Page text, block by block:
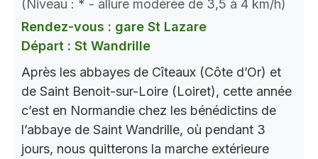
(Niveau : * - allure modérée de 3,5 à 4 km/h)
Rendez-vous : gare St Lazare
Départ : St Wandrille
Après les abbayes de Cîteaux (Côte d’Or) et
de Saint Benoit-sur-Loire (Loiret), cette année
c’est en Normandie chez les bénédictins de
l’abbaye de Saint Wandrille, où pendant 3
jours, nous quitterons la marche extérieure